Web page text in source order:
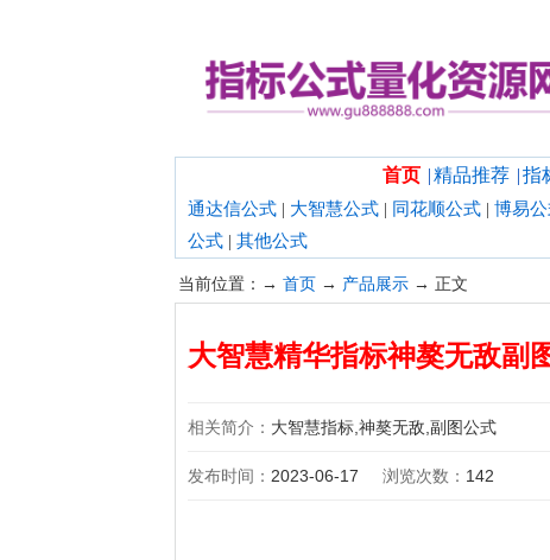
首页 |精品推荐 |指
通达信公式 | 大智慧公式 | 同花顺公式 | 博易
公式 | 其他公式
当前位置：→ 首页 → 产品展示 → 正文
大智慧精华指标神獒无敌副
相关简介： 大智慧指标,神獒无敌,副图公式
发布时间： 2023-06-17 浏览次数： 142